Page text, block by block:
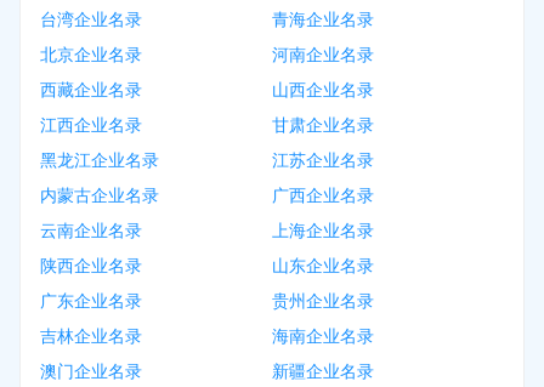
台湾企业名录
青海企业名录
北京企业名录
河南企业名录
西藏企业名录
山西企业名录
江西企业名录
甘肃企业名录
黑龙江企业名录
江苏企业名录
内蒙古企业名录
广西企业名录
云南企业名录
上海企业名录
陕西企业名录
山东企业名录
广东企业名录
贵州企业名录
吉林企业名录
海南企业名录
澳门企业名录
新疆企业名录